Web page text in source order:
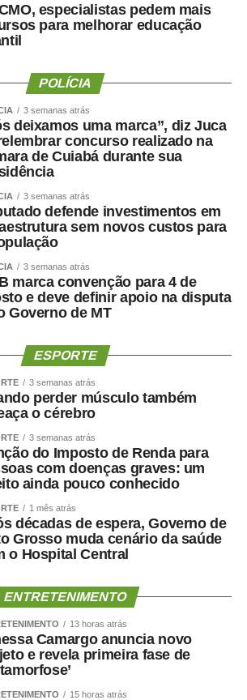
completada por rodeio, corrida de
de Paragominas
Amílcar Tocantins, em
Twitter
Messenger
LinkedIn
Share
especialistas pedem mais
para melhorar educação
POLÍCIA
3 semanas atrás
deixamos uma marca”, diz Juca
concurso realizado na
de Cuiabá durante sua
3 semanas atrás
defende investimentos em
sem novos custos para
3 semanas atrás
marca convenção para 4 de
e deve definir apoio na disputa
Governo de MT
ESPORTE
3 semanas atrás
perder músculo também
o cérebro
3 semanas atrás
do Imposto de Renda para
com doenças graves: um
ainda pouco conhecido
1 mês atrás
décadas de espera, Governo de
Grosso muda cenário da saúde
o Hospital Central
ENTRETENIMENTO
13 horas atrás
Camargo anuncia novo
e revela primeira fase de
15 horas atrás